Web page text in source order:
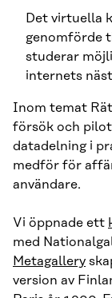
Det virtuella
genomförde
studerar
internets
Inom temat
försök och
datadelning i
medför för
användare.
Vi öppnade ett
med
Metagallery
version av